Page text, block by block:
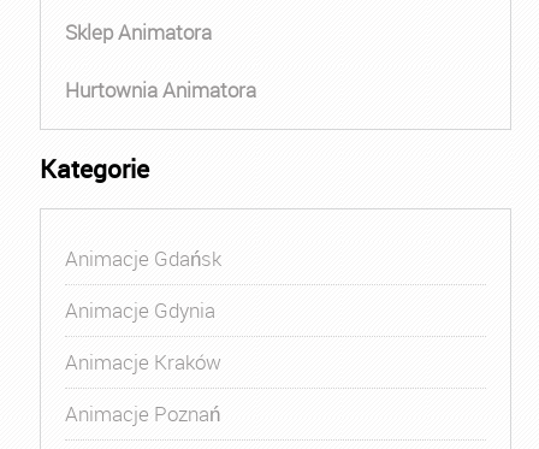
Sklep Animatora
Hurtownia Animatora
Kategorie
Animacje Gdańsk
Animacje Gdynia
Animacje Kraków
Animacje Poznań